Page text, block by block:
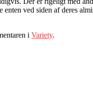
ved siden af deres
i Variety.